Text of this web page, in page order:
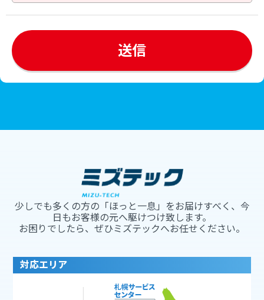
少しでも多くの方の「ほっと一息」をお届けすべく、今
日もお客様の元へ駆けつけ致します。
お困りでしたら、ぜひミズテックへお任せください。
対応エリア